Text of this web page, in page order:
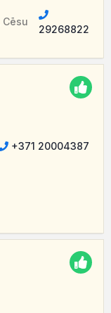
29268822
+371 20004387